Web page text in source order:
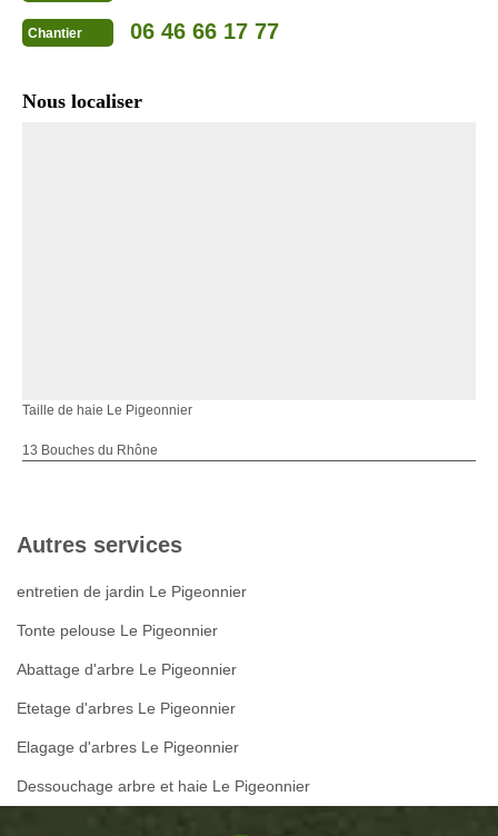
Chantier 06 46 66 17 77
Nous localiser
Taille de haie Le Pigeonnier
13 Bouches du Rhône
Autres services
entretien de jardin Le Pigeonnier
Tonte pelouse Le Pigeonnier
Abattage d'arbre Le Pigeonnier
Etetage d'arbres Le Pigeonnier
Elagage d'arbres Le Pigeonnier
Dessouchage arbre et haie Le Pigeonnier